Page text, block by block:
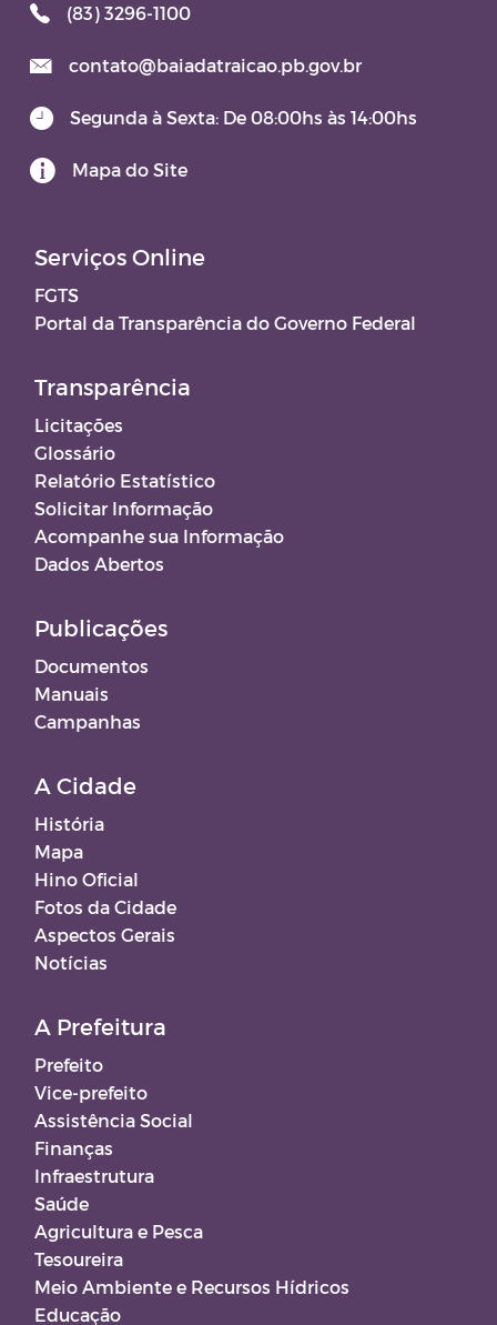
(83) 3296-1100
contato@baiadatraicao.pb.gov.br
Segunda à Sexta: De 08:00hs às 14:00hs
Mapa do Site
Serviços Online
FGTS
Portal da Transparência do Governo Federal
Transparência
Licitações
Glossário
Relatório Estatístico
Solicitar Informação
Acompanhe sua Informação
Dados Abertos
Publicações
Documentos
Manuais
Campanhas
A Cidade
História
Mapa
Hino Oficial
Fotos da Cidade
Aspectos Gerais
Notícias
A Prefeitura
Prefeito
Vice-prefeito
Assistência Social
Finanças
Infraestrutura
Saúde
Agricultura e Pesca
Tesoureira
Meio Ambiente e Recursos Hídricos
Educação